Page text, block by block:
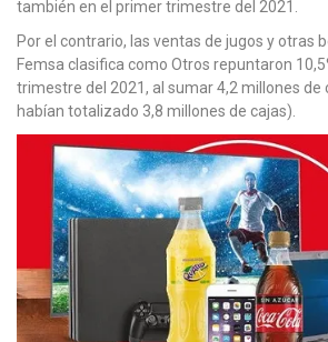
también en el primer trimestre del 2021.
Por el contrario, las ventas de jugos y otras
Femsa clasifica como Otros repuntaron
trimestre del 2021, al sumar 4,2 millones de
habían totalizado 3,8 millones de cajas).